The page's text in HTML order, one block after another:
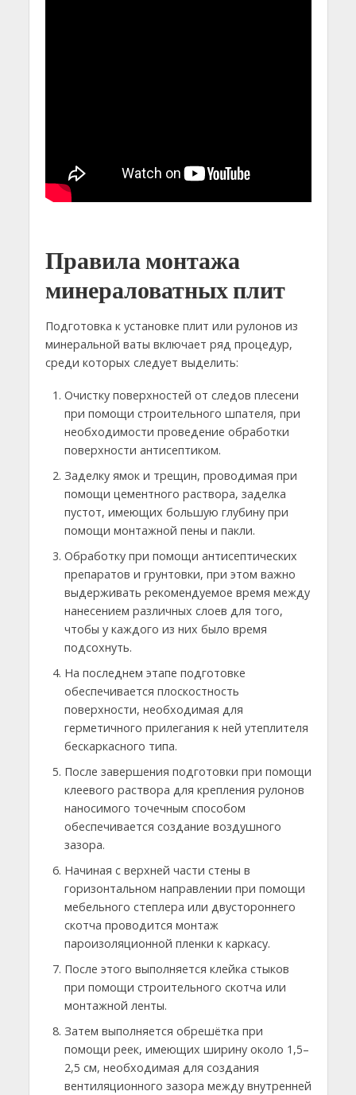
Правила монтажа
минераловатных плит
Подготовка к установке плит или рулонов из
минеральной ваты включает ряд процедур,
среди которых следует выделить:
Очистку поверхностей от следов плесени
при помощи строительного шпателя, при
необходимости проведение обработки
поверхности антисептиком.
Заделку ямок и трещин, проводимая при
помощи цементного раствора, заделка
пустот, имеющих большую глубину при
помощи монтажной пены и пакли.
Обработку при помощи антисептических
препаратов и грунтовки, при этом важно
выдерживать рекомендуемое время между
нанесением различных слоев для того,
чтобы у каждого из них было время
подсохнуть.
На последнем этапе подготовке
обеспечивается плоскостность
поверхности, необходимая для
герметичного прилегания к ней утеплителя
бескаркасного типа.
После завершения подготовки при помощи
клеевого раствора для крепления рулонов
наносимого точечным способом
обеспечивается создание воздушного
зазора.
Начиная с верхней части стены в
горизонтальном направлении при помощи
мебельного степлера или двустороннего
скотча проводится монтаж
пароизоляционной пленки к каркасу.
После этого выполняется клейка стыков
при помощи строительного скотча или
монтажной ленты.
Затем выполняется обрешётка при
помощи реек, имеющих ширину около 1,5–
2,5 см, необходимая для создания
вентиляционного зазора между внутренней